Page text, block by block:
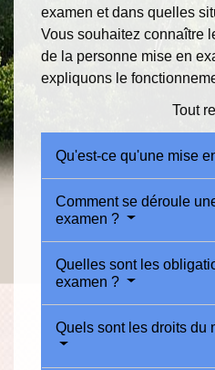
examen et dans quelles
Vous souhaitez connaître
de la personne mise en
expliquons le
Tout
Qu'est-ce qu'une mise
Comment se déroule
examen ?
Quelles sont les
examen ?
Quels sont les droits du